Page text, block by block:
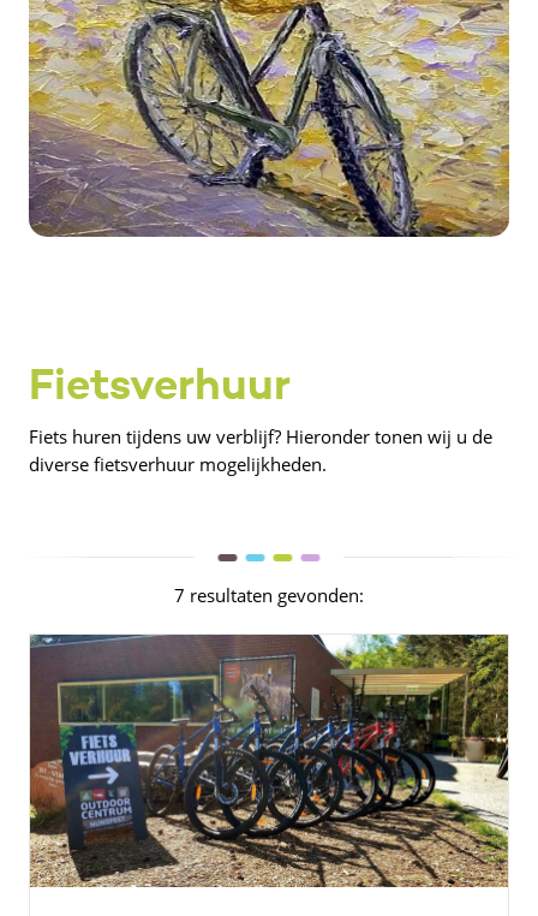
Fietsverhuur
Fiets huren tijdens uw verblijf? Hieronder tonen wij u de
diverse fietsverhuur mogelijkheden.
7 resultaten gevonden: